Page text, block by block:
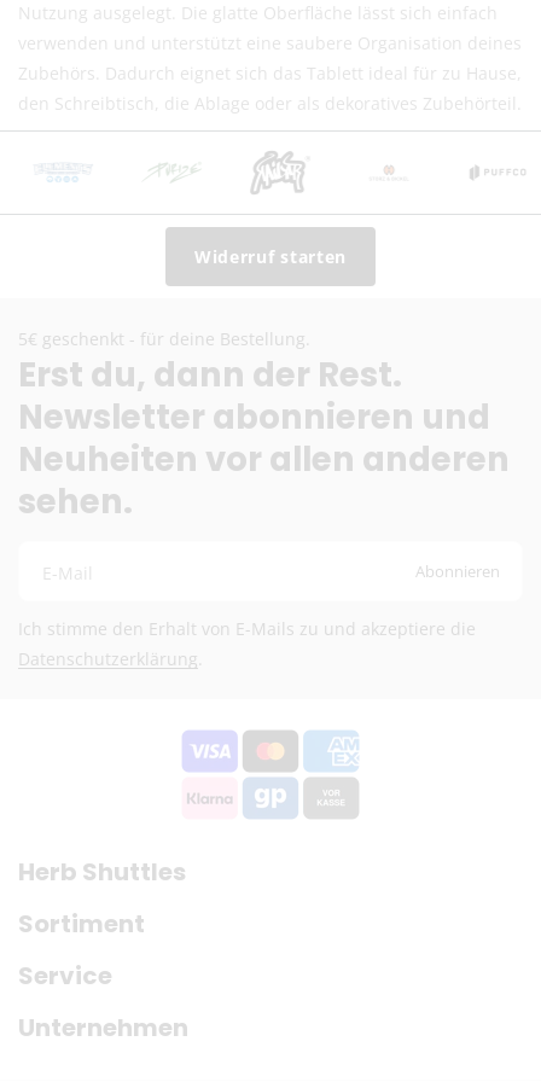
DHL (13,99 €) oder Deutsche Post International (6,90
€)
Kostenloser DHL-Versand ab 100 €
Lieferzeit: 2–6 Werktage
Preise exkl. MwSt.
Eventuelle Zölle & Gebühren trägt der Empfänger
Fragen? Schreib uns:info@herb-shuttles.de
Die genauen Versandkosten werden im Warenkorb berechnet.
Nutzung ausgelegt. Die glatte Oberfläche lässt sich einfach
verwenden und unterstützt eine saubere Organisation deines
Zubehörs. Dadurch eignet sich das Tablett ideal für zu Hause,
den Schreibtisch, die Ablage oder als dekoratives Zubehörteil.
Widerruf starten
5€ geschenkt - für deine Bestellung.
Erst du, dann der Rest.
Newsletter abonnieren und
Neuheiten vor allen anderen
sehen.
E-Mail Abonnieren
Ich stimme den Erhalt von E-Mails zu und akzeptiere die
Datenschutzerklärung.
Herb Shuttles
Sortiment
Service
Unternehmen